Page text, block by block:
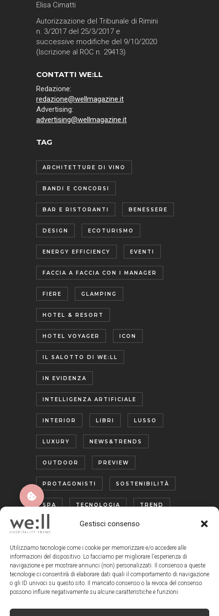
Gestisci consenso
Utilizziamo tecnologie come i cookie per memorizzare e/o accedere alle
informazioni del dispositivo. Lo facciamo per migliorare l'esperienza di
navigazione e per mostrare annunci (non) personalizzati. Il consenso a queste
tecnologie ci consentirà di elaborare dati quali il comportamento di navigazione
o gli ID univoci su questo sito. Il mancato consenso o la revoca del consenso
possono influire negativamente su alcune caratteristiche e funzioni.
Elisa Cimatti
Autorizzazione del Tribunale di Rimini
n. 3/2017 del 25/3/2017 e
successive modifiche del 9/10/2020
(Iscrizione al ROC n. 29413)
CONTATTI WE:LL
Redazione:
redazione@wellmagazine.it
Advertising:
advertising@wellmagazine.it
TAG
ARCHITETTURE DI VINO
BANDI E CONCORSI
BAR E RISTORANTI BENESSERE
DESIGN ECOTURISMO
ENERGY EFFICIENCY EVENTI
FACCIA A FACCIA CON I MANAGER
FIERE GLAMPING
HOTEL & RESORT
HOTEL VOYAGER ICON
IL SALOTTO DI WE:LL
IN EVIDENZA
INTELLIGENZA ARTIFICIALE
INTERIOR LIBRI LUSSO
LUXURY NEWS&TRENDS
OUTDOOR PREVIEW
PROTAGONISTI SOSTENIBILITÀ
SPA TECNOLOGIA TREND
TURISMO ENOGASTRONOMICO
WELLNESS